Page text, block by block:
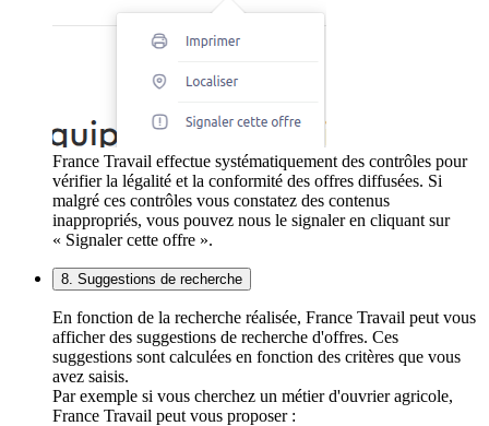
France Travail effectue systématiquement des contrôles pour
vérifier la légalité et la conformité des offres diffusées. Si
malgré ces contrôles vous constatez des contenus
inappropriés, vous pouvez nous le signaler en cliquant sur
« Signaler cette offre ».
8. Suggestions de recherche
En fonction de la recherche réalisée, France Travail peut vous
afficher des suggestions de recherche d'offres. Ces
suggestions sont calculées en fonction des critères que vous
avez saisis.
Par exemple si vous cherchez un métier d'ouvrier agricole,
France Travail peut vous proposer :